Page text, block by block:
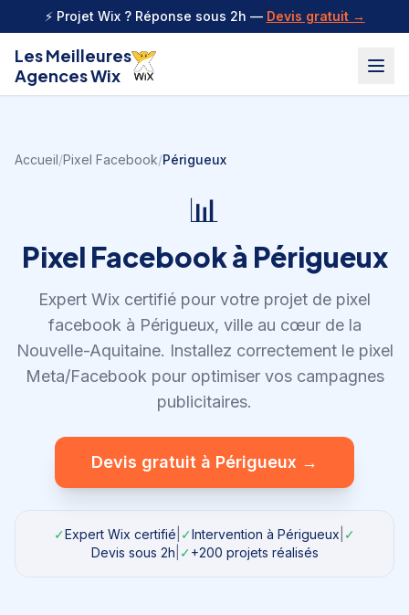
Aller au contenu
⚡ Projet Wix ? Réponse sous 2h — Devis gratuit →
Les Meilleures
Agences Wix
Accueil/Pixel Facebook/Périgueux
📊
Pixel Facebookà Périgueux
Expert Wix certifié pour votre projet de pixel
facebook à Périgueux, ville au cœur de la
Nouvelle-Aquitaine. Installez correctement le pixel
Meta/Facebook pour optimiser vos campagnes
publicitaires.
Devis gratuit à Périgueux →
✓Expert Wix certifié ✓Intervention à Périgueux ✓
Devis sous 2h ✓+200 projets réalisés